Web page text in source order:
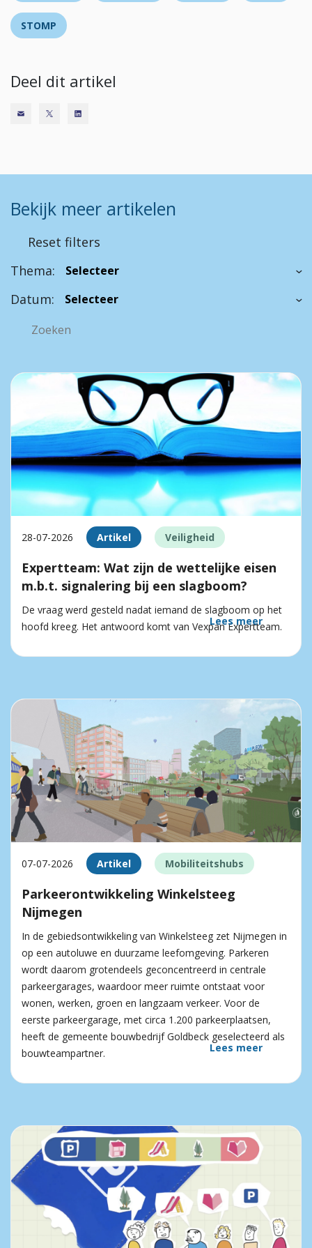
STOMP
Deel dit artikel
Bekijk meer artikelen
Reset filters
Thema:
Datum:
28-07-2026 Artikel Veiligheid
Expertteam: Wat zijn de wettelijke eisen
m.b.t. signalering bij een slagboom?
De vraag werd gesteld nadat iemand de slagboom op het
hoofd kreeg. Het antwoord komt van Vexpan Expertteam.
Lees meer
07-07-2026 Artikel Mobiliteitshubs
Parkeerontwikkeling Winkelsteeg
Nijmegen
In de gebiedsontwikkeling van Winkelsteeg zet Nijmegen in
op een autoluwe en duurzame leefomgeving. Parkeren
wordt daarom grotendeels geconcentreerd in centrale
parkeergarages, waardoor meer ruimte ontstaat voor
wonen, werken, groen en langzaam verkeer. Voor de
eerste parkeergarage, met circa 1.200 parkeerplaatsen,
heeft de gemeente bouwbedrijf Goldbeck geselecteerd als
bouwteampartner.
Lees meer